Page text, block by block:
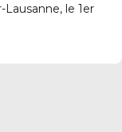
Lausanne, le 1er